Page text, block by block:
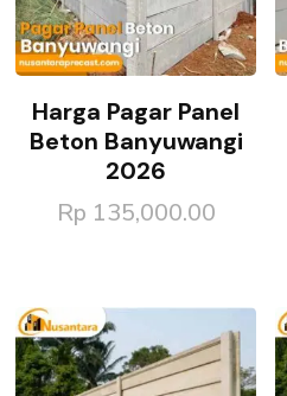
Harga Pagar Panel
Beton Banyuwangi
2026
Rp 135,000.00